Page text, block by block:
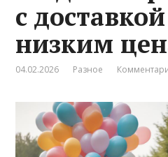
с
низким
04.02.2026 Разное